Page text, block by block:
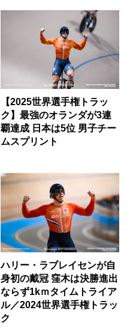
【2025世界選手権トラッ
ク】最強のオランダが3連
覇達成 日本は5位 男子チー
ムスプリント
ハリー・ラブレイセンが自
身初の戴冠 窪木は決勝進出
ならず1kｍタイムトライア
ル／2024世界選手権トラッ
ク